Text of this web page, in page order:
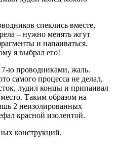
спеклись вместе,
– нужно менять жгут
и напаиваться.
я выбрал его!
7-ю проводниками, жаль.
самого процесса не делал,
лудил концы и припаивал
Таким образом на
2 неизолированных
красной изолентой.
конструкций.